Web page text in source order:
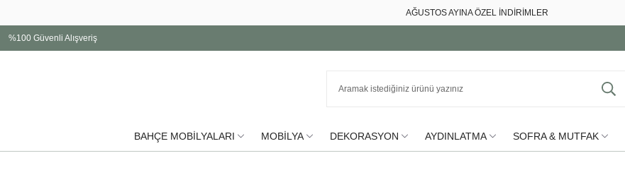
AĞUSTOS AYINA ÖZEL İNDİRİMLER
%100 Güvenli Alışveriş
BAHÇE MOBİLYALARI MOBİLYA DEKORASYON AYDINLATMA SOFRA & MUTFAK